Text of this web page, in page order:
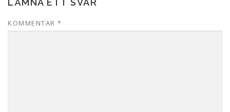
LÄMNA ETT SVAR
KOMMENTAR *